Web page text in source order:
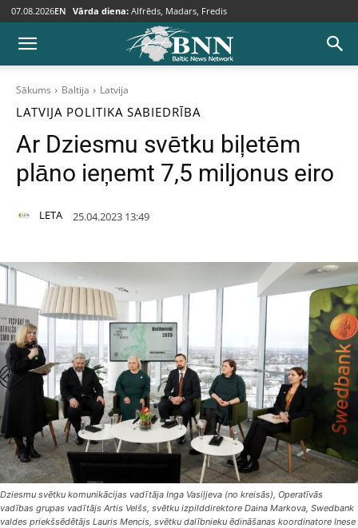
07.08.2026EN Vārda diena: Alfrēds, Madars, Fredis
Sākums Baltija Latvija
LATVIJA POLITIKA SABIEDRĪBA
Ar Dziesmu svētku biļetēm
plāno ieņemt 7,5 miljonus eiro
LETA 25.04.2023 13:49
Dziesmu svētku komunikācijas vadītāja Inga Vasiļjeva (no kreisās), Operatīvās
vadības grupas vadītājs Artis Velšs, svētku izpilddirektore Daina Markova, Swedbank
valdes priekšsēdētājs Lauris Mencis, svētku dalībnieku ēdināšanas koordinatore Inese